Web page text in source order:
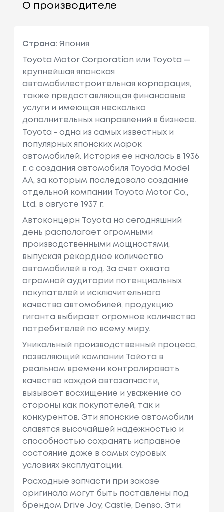
О производителе
Страна: Япония
Toyota Motor Corporation или Toyota —
крупнейшая японская
автомобилестроительная корпорация,
также предоставляющая финансовые
услуги и имеющая несколько
дополнительных направлений в бизнесе.
Toyota - одна из самых известных и
популярных японских марок
автомобилей. История ее началась в 1936
г. с создания автомобиля Toyoda Model
AA, за которым последовало создание
отдельной компании Toyota Motor Co.,
Ltd. в августе 1937 г.
Автоконцерн Toyota на сегодняшний
день располагает огромными
производственными мощностями,
выпуская рекордное количество
автомобилей в год. За счет охвата
огромной аудитории потенциальных
покупателей и исключительного
качества автомобилей, продукцию
гиганта выбирает огромное количество
потребителей по всему миру.
Уникальный производственный процесс,
позволяющий компании Тойота в
реальном времени контролировать
качество каждой автозапчасти,
вызывает восхищение и уважение со
стороны как покупателей, так и
конкурентов. Эти японские автомобили
славятся высочайшей надежностью и
способностью сохранять исправное
состояние даже в самых суровых
условиях эксплуатации.
Расходные запчасти при заказе
оригинала могут быть поставлены под
брендом Drive Joy, Castle, Denso. Эти